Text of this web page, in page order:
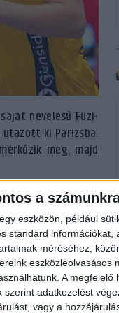
a
eszközön, például
standard információkat,
méréséhez,
eszközleolvasásos
A megfelelő
adatkezelést
vagy a
nevelésű Füzi-
ki Párizsba.
meg, majd
szerepel hazája
Brazília és végül
csoportba kapott
a későbbiekben